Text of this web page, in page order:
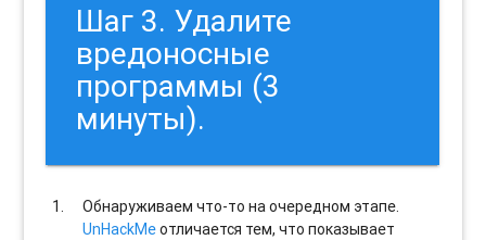
Шаг 3. Удалите
вредоносные
программы (3
минуты).
Обнаруживаем что-то на очередном этапе.
UnHackMeотличается тем, что показывает